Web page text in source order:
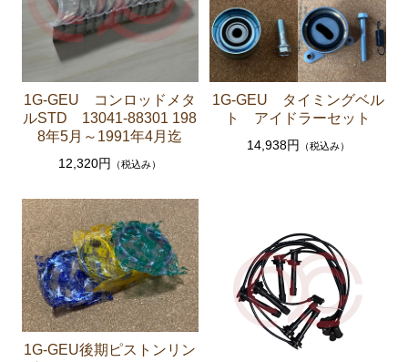
燃料パーツ（ポンプ フィルター ダンパー センダ
ーゲージなど）
駆動パーツ（センターサポートベアリング ドライブ
シャフトブーツ デフなど）
エアコン ヒーター関係
ラベル
エンジンパーツ 1G-GTEU
エンジンパーツ 1G-GEU前期 1984年8月～1986年8
月迄
エンジンパーツ 1G-GEU後期 1986年8月～1988年8
月迄
エンジンパーツ 1G-EU
1G-GEU コンロッドメタ
ルSTD 13041-88301 198
8年5月～1991年4月迄
12,320円 （税込み）
1G-GEU タイミングベル
ト アイドラーセット
14,938円 （税込み）
1G-GEU後期ピストンリン